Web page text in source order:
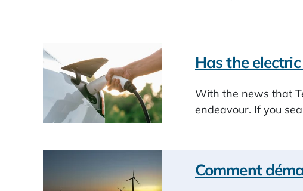
Has the
With the news that
endeavour. If you
Comment